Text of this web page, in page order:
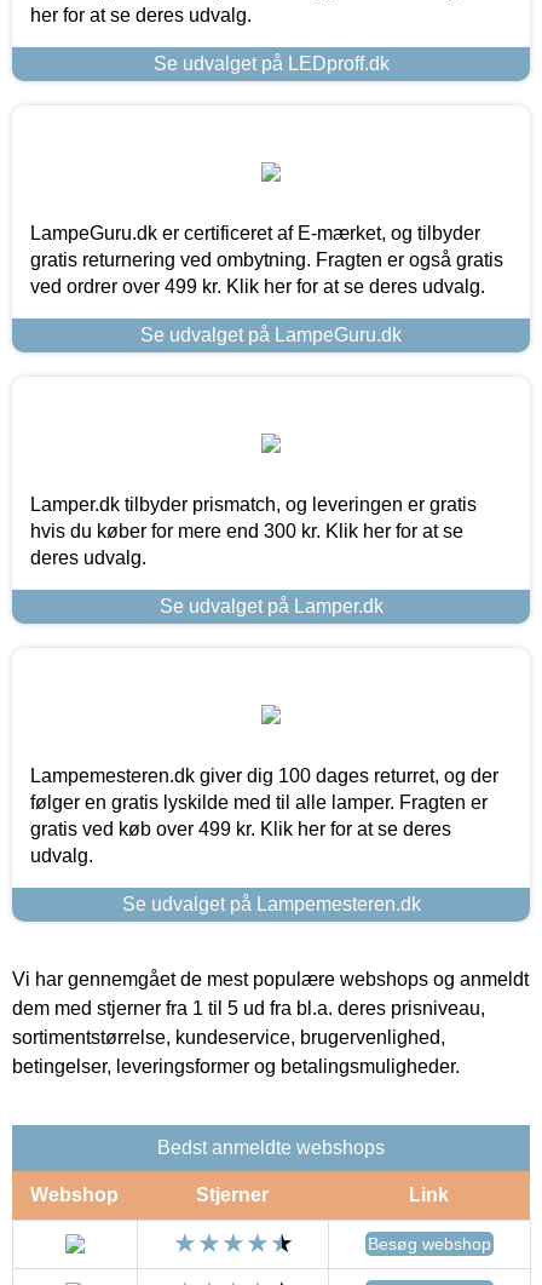
her for at se deres udvalg.
Se udvalget på LEDproff.dk
LampeGuru.dk er certificeret af E-mærket, og tilbyder
gratis returnering ved ombytning. Fragten er også gratis
ved ordrer over 499 kr. Klik her for at se deres udvalg.
Se udvalget på LampeGuru.dk
Lamper.dk tilbyder prismatch, og leveringen er gratis
hvis du køber for mere end 300 kr. Klik her for at se
deres udvalg.
Se udvalget på Lamper.dk
Lampemesteren.dk giver dig 100 dages returret, og der
følger en gratis lyskilde med til alle lamper. Fragten er
gratis ved køb over 499 kr. Klik her for at se deres
udvalg.
Se udvalget på Lampemesteren.dk
Vi har gennemgået de mest populære webshops og anmeldt
dem med stjerner fra 1 til 5 ud fra bl.a. deres prisniveau,
sortimentstørrelse, kundeservice, brugervenlighed,
betingelser, leveringsformer og betalingsmuligheder.
Bedst anmeldte webshops
Webshop Stjerner Link
Besøg webshop